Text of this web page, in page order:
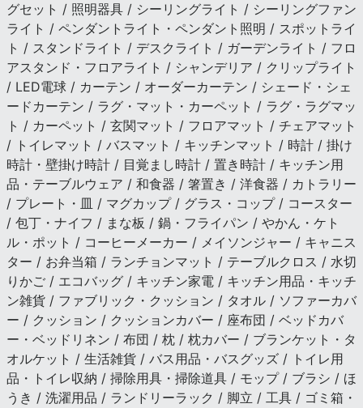
グセット / 照明器具 / シーリングライト / シーリングファン
ライト / ペンダントライト・ペンダント照明 / スポットライ
ト / スタンドライト / デスクライト / ガーデンライト / フロ
アスタンド・フロアライト / シャンデリア / クリップライト
/ LED電球 / カーテン / オーダーカーテン / シェード・シェ
ードカーテン / ラグ・マット・カーペット / ラグ・ラグマッ
ト / カーペット / 玄関マット / フロアマット / チェアマット
/ トイレマット / バスマット / キッチンマット / 時計 / 掛け
時計・壁掛け時計 / 目覚まし時計 / 置き時計 / キッチン用
品・テーブルウェア / 和食器 / 箸置き / 洋食器 / カトラリー
/ プレート・皿 / マグカップ / グラス・コップ / コースター
/ 包丁・ナイフ / まな板 / 鍋・フライパン / やかん・ケト
ル・ポット / コーヒーメーカー / メイソンジャー / キャニス
ター / お弁当箱 / ランチョンマット / テーブルクロス / 水切
りかご / エコバッグ / キッチン家電 / キッチン用品・キッチ
ン雑貨 / ファブリック・クッション / タオル / ソファーカバ
ー / クッション / クッションカバー / 座布団 / ベッドカバ
ー・ベッドリネン / 布団 / 枕 / 枕カバー / ブランケット・タ
オルケット / 生活雑貨 / バス用品・バスグッズ / トイレ用
品・トイレ収納 / 掃除用具・掃除道具 / モップ / ブラシ / ほ
うき / 洗濯用品 / ランドリーラック / 脚立 / 工具 / ゴミ箱・